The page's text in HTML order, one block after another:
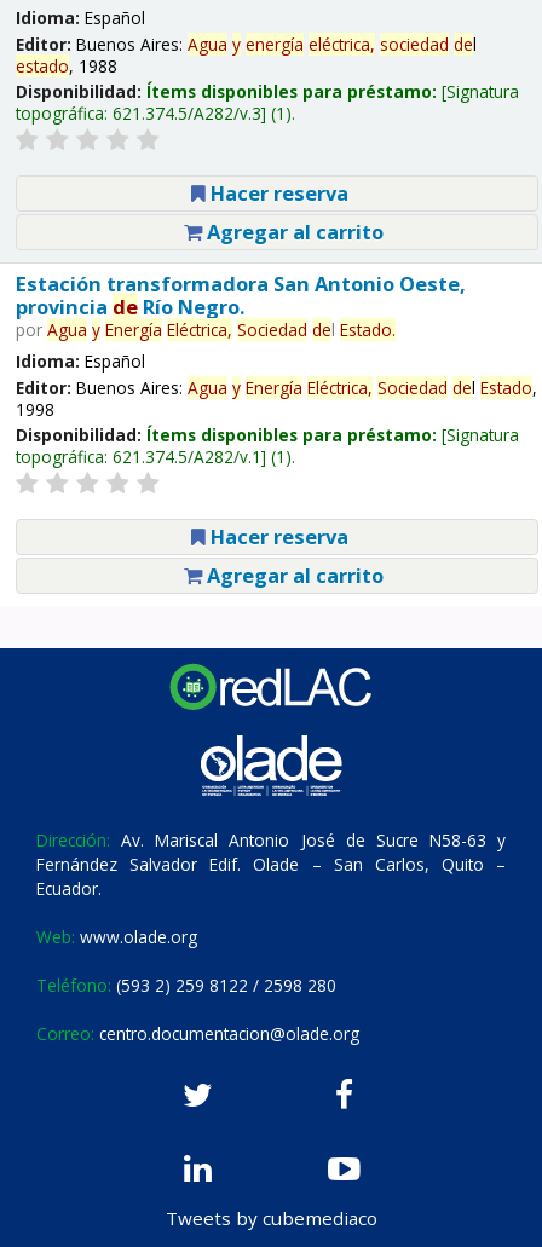
Idioma: Español
Editor: Buenos Aires: Agua y energía eléctrica, sociedad del
estado, 1988
Disponibilidad: Ítems disponibles para préstamo: Signatura
topográfica: 621.374.5/A282/v.3 (1).
Hacer reserva
Agregar al carrito
Estación transformadora San Antonio Oeste,
provincia deRío Negro.
por Agua y Energía Eléctrica, Sociedad del Estado.
Idioma: Español
Editor: Buenos Aires: Agua y Energía Eléctrica, Sociedad del Estado,
1998
Disponibilidad: Ítems disponibles para préstamo: Signatura
topográfica: 621.374.5/A282/v.1 (1).
Hacer reserva
Agregar al carrito
Dirección: Av. Mariscal Antonio José de Sucre N58-63 y
Fernández Salvador Edif. Olade – San Carlos, Quito –
Ecuador.
Web: www.olade.org
Teléfono: (593 2) 259 8122 / 2598 280
Correo: centro.documentacion@olade.org
Tweets by cubemediaco